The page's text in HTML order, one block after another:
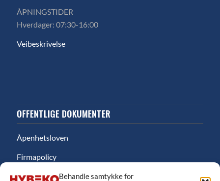
Behandle samtykke for
ÅPNINGSTIDER
Hverdager: 07:30-16:00
Veibeskrivelse
OFFENTLIGE DOKUMENTER
Åpenhetsloven
Firmapolicy
Miljø